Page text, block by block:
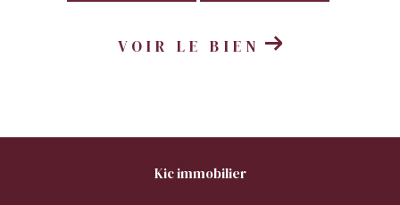
VOIR LE BIEN
kic immobilier